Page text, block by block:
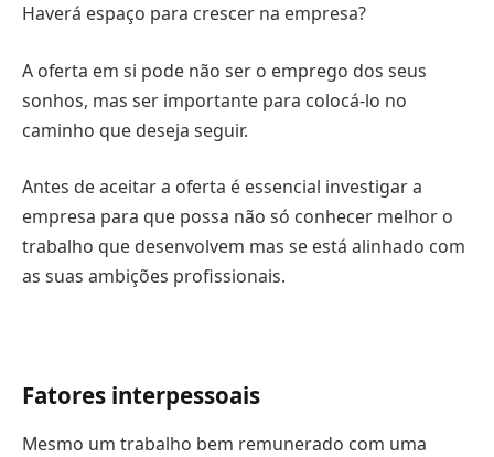
Haverá espaço para crescer na empresa?
A oferta em si pode não ser o emprego dos seus
sonhos, mas ser importante para colocá-lo no
caminho que deseja seguir.
Antes de aceitar a oferta é essencial investigar a
empresa para que possa não só conhecer melhor o
trabalho que desenvolvem mas se está alinhado com
as suas ambições profissionais.
Fatores interpessoais
Mesmo um trabalho bem remunerado com uma